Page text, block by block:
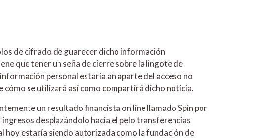
de cifrado de guarecer dicho información
que tener un seña de cierre sobre la lingote de
personal estaría an aparte del acceso no
cómo se utilizará así­ como compartirá dicho noticia.
un resultado financista on line llamado Spin por
desplazándolo hacia el pelo transferencias
hoy estaría siendo autorizada como la fundación de